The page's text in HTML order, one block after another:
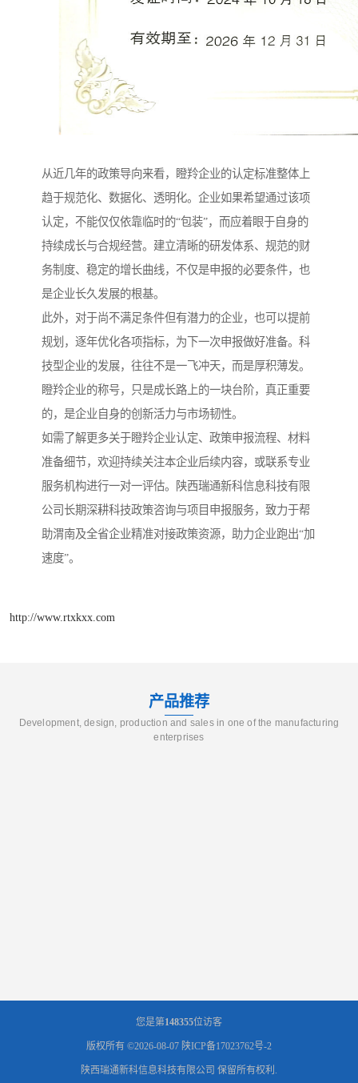
从近几年的政策导向来看，瞪羚企业的认定标准整体上
趋于规范化、数据化、透明化。企业如果希望通过该项
认定，不能仅仅依靠临时的“包装”，而应着眼于自身的
持续成长与合规经营。建立清晰的研发体系、规范的财
务制度、稳定的增长曲线，不仅是申报的必要条件，也
是企业长久发展的根基。
此外，对于尚不满足条件但有潜力的企业，也可以提前
规划，逐年优化各项指标，为下一次申报做好准备。科
技型企业的发展，往往不是一飞冲天，而是厚积薄发。
瞪羚企业的称号，只是成长路上的一块台阶，真正重要
的，是企业自身的创新活力与市场韧性。
如需了解更多关于瞪羚企业认定、政策申报流程、材料
准备细节，欢迎持续关注本企业后续内容，或联系专业
服务机构进行一对一评估。陕西瑞通新科信息科技有限
公司长期深耕科技政策咨询与项目申报服务，致力于帮
助渭南及全省企业精准对接政策资源，助力企业跑出“加
速度”。
http://www.rtxkxx.com
产品推荐
Development, design, production and sales in one of the manufacturing
enterprises
您是第148355位访客
版权所有 ©2026-08-07 陕ICP备17023762号-2
陕西瑞通新科信息科技有限公司 保留所有权利.